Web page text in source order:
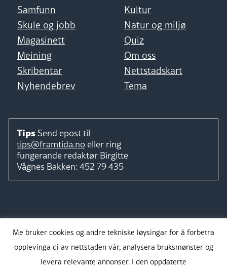
Samfunn
Kultur
Skule og jobb
Natur og miljø
Magasinett
Quiz
Meining
Om oss
Skribentar
Nettstadskart
Nyhendebrev
Tema
Tips Send epost til
tips@framtida.no eller ring
fungerande redaktør Birgitte
Vågnes Bakken: 452 79 435
Me bruker cookies og andre tekniske løysingar for å forbetra
opplevinga di av nettstaden vår, analysera bruksmønster og
levera relevante annonser. I den oppdaterte